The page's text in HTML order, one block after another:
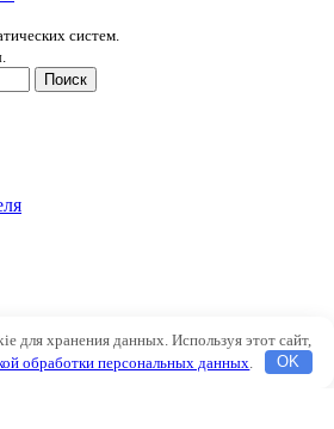
систем.
Поиск
для хранения данных. Используя этот сайт,
обработки персональных данных OK